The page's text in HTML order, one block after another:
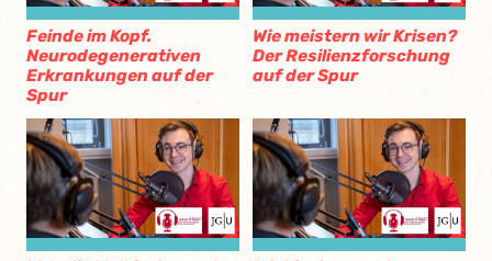
Feinde im Kopf.
Neurodegenerativen
Erkrankungen auf der
Spur
Wie meistern wir Krisen?
Der Resilienzforschung
auf der Spur